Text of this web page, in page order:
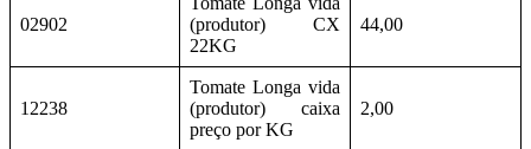
02902
(produtor) CX
22KG
44,00
12238
Tomate Longa vida
(produtor) caixa
preço por KG
2,00